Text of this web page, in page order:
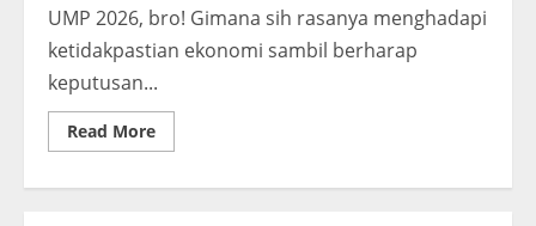
UMP 2026, bro! Gimana sih rasanya menghadapi
ketidakpastian ekonomi sambil berharap
keputusan...
Read MoreRead
more